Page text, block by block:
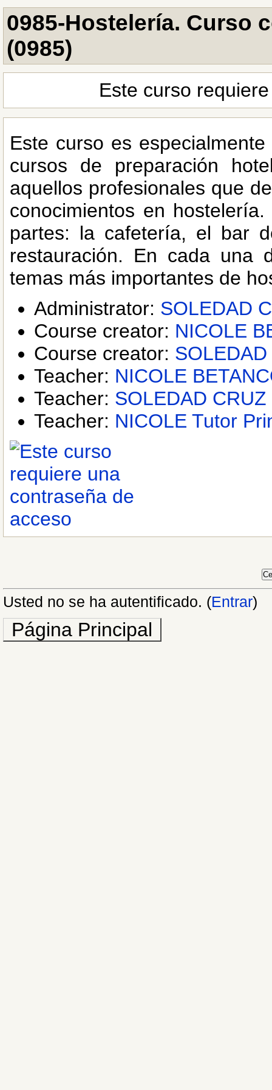
0985-Hostelería. Curso
(0985)
Este curso
Este curso es
cursos de preparación
aquellos profesionales que
conocimientos en
partes: la cafetería, el bar
restauración. En cada una
temas más importantes de
Administrator: SOLEDAD
Course creator: NICOLE
Course creator:
Teacher: NICOLE
Teacher: SOLEDAD CRUZ
Teacher: NICOLE Tutor
Usted no se ha autentificado. (Entrar)
Página Principal